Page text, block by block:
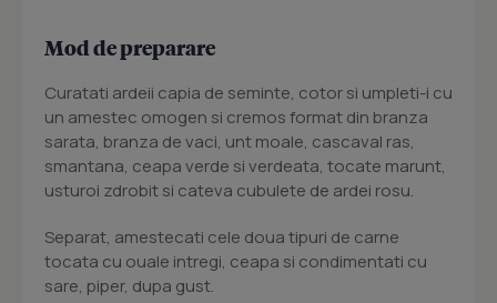
Mod de preparare
Curatati ardeii capia de seminte, cotor si umpleti-i cu
un amestec omogen si cremos format din branza
sarata, branza de vaci, unt moale, cascaval ras,
smantana, ceapa verde si verdeata, tocate marunt,
usturoi zdrobit si cateva cubulete de ardei rosu.
Separat, amestecati cele doua tipuri de carne
tocata cu ouale intregi, ceapa si condimentati cu
sare, piper, dupa gust.